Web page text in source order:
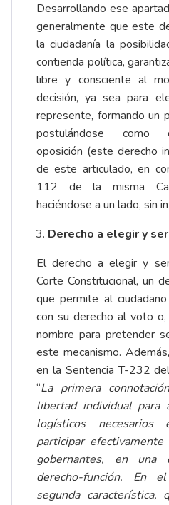
Desarrollando ese
generalmente que este
la ciudadanía la
contienda política,
libre y consciente al
decisión, ya sea para
represente, formando un
postulándose como
oposición (este derecho
de este articulado, en
112 de la misma
haciéndose a un lado, sin
Derecho a elegir y
El derecho a elegir y
Corte Constitucional, un
que permite al
con su derecho al voto
nombre para pretender
este mecanismo.
en la Sentencia T-232
“La primera
libertad individual para
logísticos necesarios
participar
gobernantes, en una
derecho-función. En
segunda característica,